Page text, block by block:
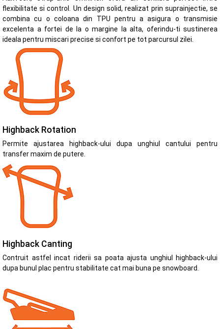
flexibilitate si control. Un design solid, realizat prin suprainjectie, se
combina cu o coloana din TPU pentru a asigura o transmisie
excelenta a fortei de la o margine la alta, oferindu-ti sustinerea
ideala pentru miscari precise si confort pe tot parcursul zilei.
Highback Rotation
Permite ajustarea highback-ului dupa unghiul cantului pentru
transfer maxim de putere.
Highback Canting
Contruit astfel incat riderii sa poata ajusta unghiul highback-ului
dupa bunul plac pentru stabilitate cat mai buna pe snowboard.